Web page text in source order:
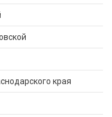
края